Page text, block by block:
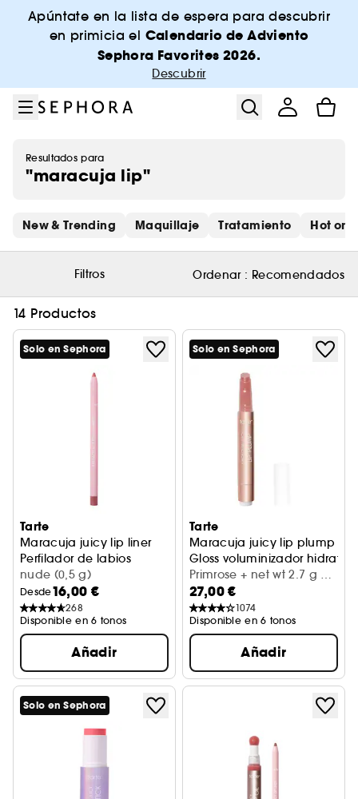
Ir al menú
Ir al contenido principal
Ir al pie de página
Apúntate en la lista de espera para descubrir
en primicia el Calendario de Adviento
Sephora Favorites 2026.
Descubrir
Resultados para
"maracuja lip"
Saltar los enlaces rápidos
New & Trending Maquillaje Tratamiento Hot on
Filtros Ordenar : Recomendados
14 Productos
Solo en Sephora
Tarte
Maracuja juicy lip liner
Perfilador de labios
nude (0,5 g)
Desde16,00 €
268
Disponible en 6 tonos
Añadir
Solo en Sephora
Tarte
Maracuja juicy lip plump
Gloss voluminizador
Primrose + net wt 2.7 g /
0.095 Oz.
27,00 €
1074
Disponible en 6 tonos
Añadir
Solo en Sephora